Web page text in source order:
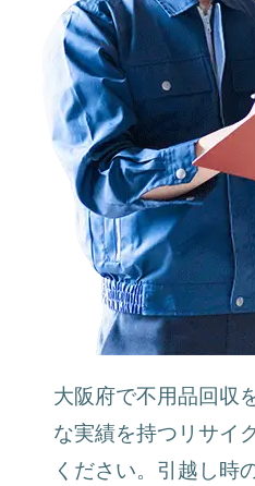
大阪府で不用品回収
な実績を持つリサイ
ください。引越し時